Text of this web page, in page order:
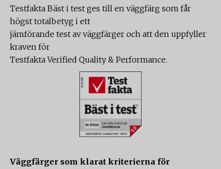
Testfakta Bäst i test ges till en väggfärg som får
högst totalbetyg i ett
jämförande test av väggfärger och att den uppfyller
kraven för
Testfakta Verified Quality & Performance.
Väggfärger som klarat kriterierna för